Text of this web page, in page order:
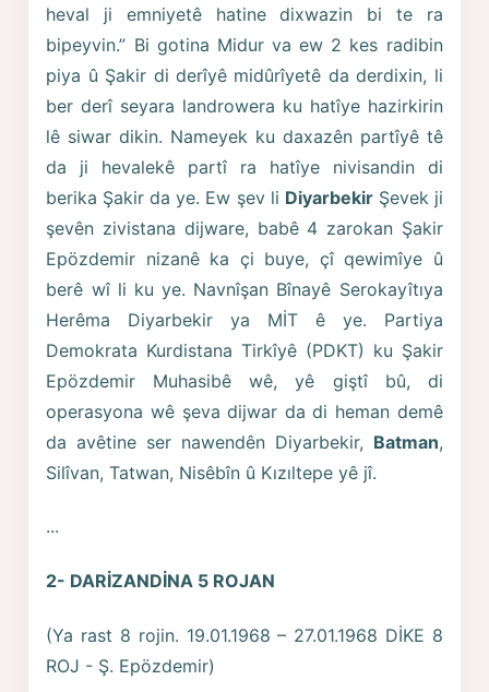
heval ji emniyetê hatine dixwazin bi te ra
bipeyvin.” Bi gotina Midur va ew 2 kes radibin
piya û Şakir di derîyê midûrîyetê da derdixin, li
ber derî seyara landrowera ku hatîye hazirkirin
lê siwar dikin. Nameyek ku daxazên partîyê tê
da ji hevalekê partî ra hatîye nivisandin di
berika Şakir da ye. Ew şev li DiyarbekirŞevek ji
şevên zivistana dijware, babê 4 zarokan Şakir
Epözdemir nizanê ka çi buye, çî qewimîye û
berê wî li ku ye. Navnîşan Bînayê Serokayîtıya
Herêma Diyarbekir ya MİT ê ye. Partiya
Demokrata Kurdistana Tirkîyê (PDKT) ku Şakir
Epözdemir Muhasibê wê, yê giştî bû, di
operasyona wê şeva dijwar da di heman demê
da avêtine ser nawendên Diyarbekir, Batman,
Silîvan, Tatwan, Nisêbîn û Kızıltepe yê jî.
...
2- DARİZANDİNA 5 ROJAN
(Ya rast 8 rojin. 19.01.1968 – 27.01.1968 DİKE 8
ROJ - Ş. Epözdemir)